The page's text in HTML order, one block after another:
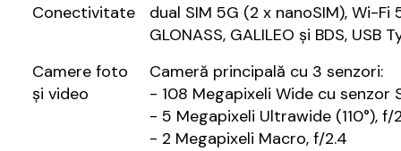
Conectivitate
dual SIM 5G (2 x nanoSIM), Wi-
GLONASS, GALILEO și BDS, USB
Camere foto
și video
Cameră principală cu 3 senzori:
- 108 Megapixeli Wide cu senzor
- 5 Megapixeli Ultrawide (110°), f/
- 2 Megapixeli Macro, f/2.4